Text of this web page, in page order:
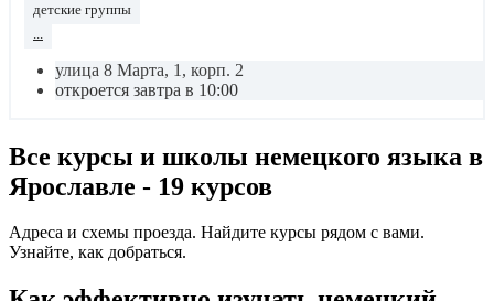
детские группы
улица 8 Марта, 1, корп. 2
откроется завтра в 10:00
Все курсы и школы немецкого языка в
Ярославле - 19 курсов
Адреса и схемы проезда. Найдите курсы рядом с вами.
Узнайте, как добраться.